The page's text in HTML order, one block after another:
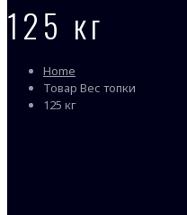
125 кг
Home
Товар Вес топки
125 кг